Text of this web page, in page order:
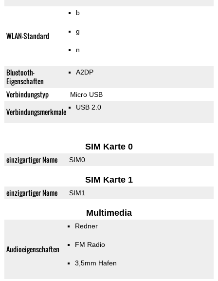
WLAN-Standard
b
g
n
Bluetooth-
Eigenschaften
A2DP
Verbindungstyp Micro USB
Verbindungsmerkmale USB 2.0
SIM Karte 0
einzigartiger Name SIM0
SIM Karte 1
einzigartiger Name SIM1
Multimedia
Audioeigenschaften
Redner
FM Radio
3,5mm Hafen